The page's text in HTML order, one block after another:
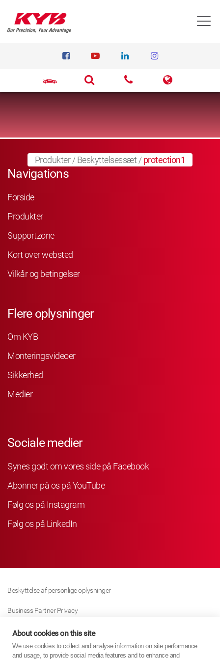
Produkter/Beskyttelsessæt /protection1
Navigations
Forside
Produkter
Supportzone
Kort over websted
Vilkår og betingelser
Flere oplysninger
Om KYB
Monteringsvideoer
Sikkerhed
Medier
Sociale medier
Synes godt om vores side på Facebook
Abonner på os på YouTube
Følg os på Instagram
Følg os på LinkedIn
Beskyttelse af personlige oplysninger
Business Partner Privacy
Cookie Politik
Modern Slavery Act Policy
About cookies on this site
We use cookies to collect and analyse information on site performance
and usage, to provide social media features and to enhance and